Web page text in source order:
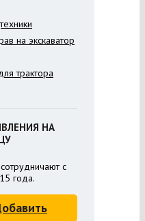
на экскаватор
трактора
НА
с
года.